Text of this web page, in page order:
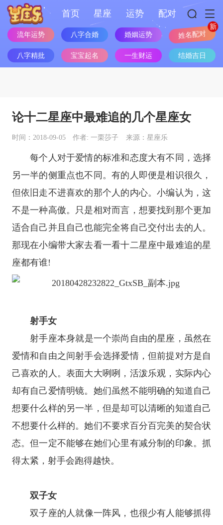
首页 星座 运势 配对
流年运势 八字合婚 婚姻运势 姓名配对
八字精批 宝宝起名 一生财运 结婚吉日
论十二星座中最难追的几个星座女
时间：2018-09-05 作者: 一栗莎子 来源：星座乐
每个人对于爱情的标准和态度大有不同，选择
另一半的侧重点也不同。有的人即便是相识很久，
但依旧走不进喜欢的那个人的内心。小编认为，这
不是一种高傲。只是相对而言，想要找到那个更加
适合自己并且自己也能完全将自己交付出去的人。
那现在小编带大家去看一看十二星座中最难追的星
座都有谁!
射手女
射手座本身就是一个崇尚自由的星座，虽然在
爱情和自由之间射手会选择爱情，但前提对方是自
己喜欢的人。表面大大咧咧，活泼乐观，实际内心
却有自己爱情明镜。她们虽然不能明确的知道自己
想要什么样的另一半，但是却可以清晰的知道自己
不想要什么样的。她们不要求百分百完美的契合状
态。但一定不能够在她们心里有减分制的印象。抓
得太紧，射手会跑得越快。
双子女
双子座的人就像一阵风，也很少有人能够抓得